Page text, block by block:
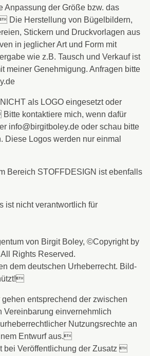
Anpassung der Größe bzw. das
Die Herstellung von Bügelbildern,
Stickern und Druckvorlagen aus
in jeglicher Art und Form mit
wie z.B. Tausch und Verkauf ist
meiner Genehmigung. Anfragen bitte
als LOGO eingesetzt oder
kontaktiere mich, wenn dafür
info@birgitboley.de oder schau bitte
Diese Logos werden nur einmal
Bereich STOFFDESIGN ist ebenfalls
ist nicht verantwortlich für
von Birgit Boley, ©Copyright by
Rights Reserved.
dem deutschen Urheberrecht. Bild-
gehen entsprechend der zwischen
Vereinbarung einvernehmlich
Nutzungsrechte an
Entwurf aus.
bei Veröffentlichung der Zusatz 